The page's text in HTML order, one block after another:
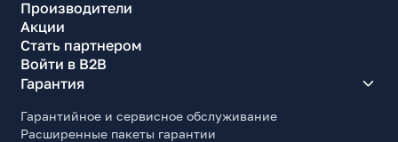
Производители
Акции
Стать партнером
Войти в B2B
Гарантия
Гарантийное и сервисное обслуживание
Расширенные пакеты гарантии